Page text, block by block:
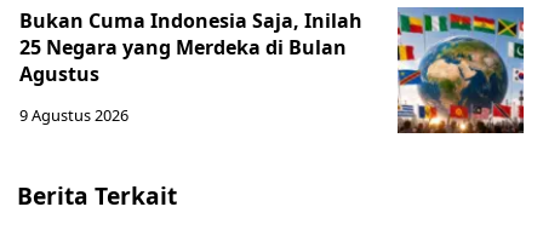
Bukan Cuma Indonesia Saja, Inilah
25 Negara yang Merdeka di Bulan
Agustus
9 Agustus 2026
Berita Terkait